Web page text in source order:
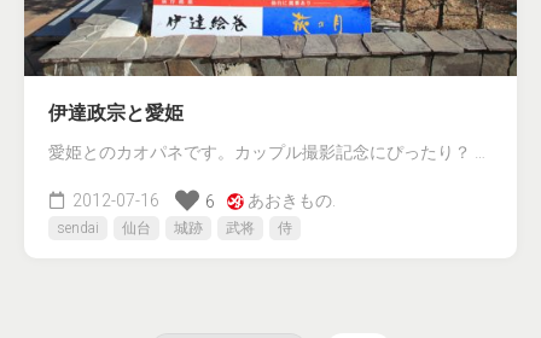
伊達政宗と愛姫
愛姫とのカオパネです。カップル撮影記念にぴったり？ …
2012-07-16 6 あおきもの.
sendai 仙台 城跡 武将 侍